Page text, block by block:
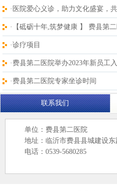
·医院爱心义诊，助力文化盛宴，
·【砥砺十年,筑梦健康 】 费县第
·诊疗项目
·​费县第二医院举办2023年新员工
·费县第二医院专家坐诊时间
联系我们
单位：费县第二医院
地址：临沂市费县县城建设东
电话：0539-5680285